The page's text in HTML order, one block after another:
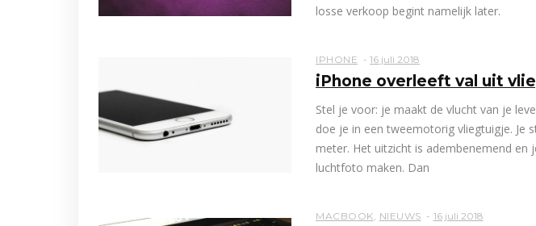
losse verkoop begint namelijk later.
IPHONE 16 juli 2018
iPhone overleeft val uit
Stel je voor: je maakt de vlucht van je
doe je in een tweemotorig vliegtuigje. Je
meter. Het uitzicht is adembenemend en
luchtfoto maken. Dan
MACBOOK NIEUWS 16 juli 2018